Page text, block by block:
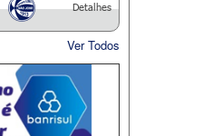
Detalhes
Ver Todos